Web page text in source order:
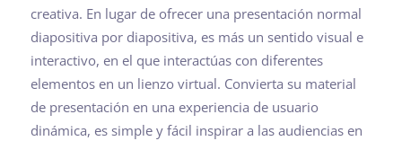
creativa. En lugar de ofrecer una presentación normal
diapositiva por diapositiva, es más un sentido visual e
interactivo, en el que interactúas con diferentes
elementos en un lienzo virtual. Convierta su material
de presentación en una experiencia de usuario
dinámica, es simple y fácil inspirar a las audiencias en